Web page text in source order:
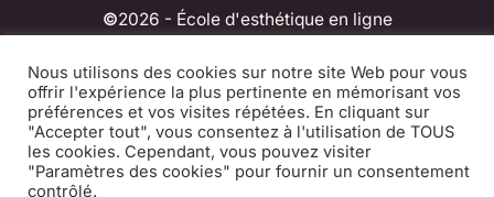
©2026 - École d'esthétique en ligne
2011.
CGV
Mentions légales Contact
Blog
Presse
Nous utilisons des cookies sur notre site Web pour vous
offrir l'expérience la plus pertinente en mémorisant vos
préférences et vos visites répétées. En cliquant sur
"Accepter tout", vous consentez à l'utilisation de TOUS
les cookies. Cependant, vous pouvez visiter
"Paramètres des cookies" pour fournir un consentement
contrôlé.